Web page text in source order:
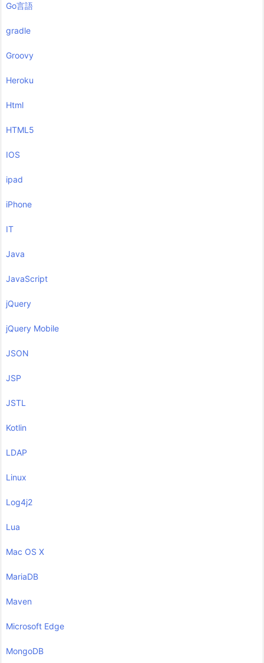
Go言語
gradle
Groovy
Heroku
Html
HTML5
IOS
ipad
iPhone
IT
Java
JavaScript
jQuery
jQuery Mobile
JSON
JSP
JSTL
Kotlin
LDAP
Linux
Log4j2
Lua
Mac OS X
MariaDB
Maven
Microsoft Edge
MongoDB